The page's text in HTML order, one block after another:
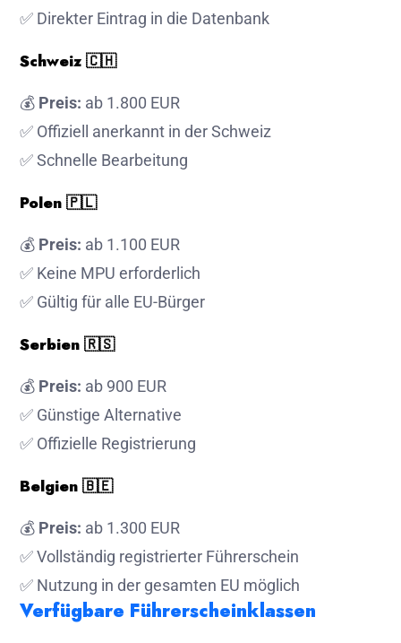
✅ Direkter Eintrag in die Datenbank
Schweiz 🇨🇭
💰 Preis: ab 1.800 EUR
✅ Offiziell anerkannt in der Schweiz
✅ Schnelle Bearbeitung
Polen 🇵🇱
💰 Preis: ab 1.100 EUR
✅ Keine MPU erforderlich
✅ Gültig für alle EU-Bürger
Serbien 🇷🇸
💰 Preis: ab 900 EUR
✅ Günstige Alternative
✅ Offizielle Registrierung
Belgien 🇧🇪
💰 Preis: ab 1.300 EUR
✅ Vollständig registrierter Führerschein
✅ Nutzung in der gesamten EU möglich
Verfügbare Führerscheinklassen